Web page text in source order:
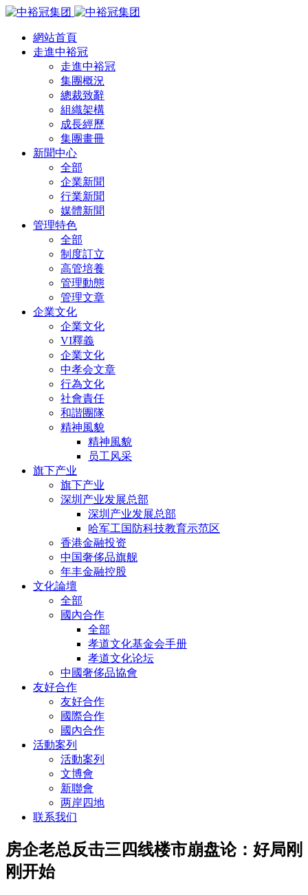
網站首頁
走進中裕冠
走進中裕冠
集團概況
總裁致辭
組織架構
成長經歷
集團畫冊
新聞中心
全部
企業新聞
行業新聞
媒體新聞
管理特色
全部
制度訂立
高管培養
管理動態
管理文章
企業文化
企業文化
VI釋義
企業文化
中孝会文章
行為文化
社會責任
和諧團隊
精神風貌
精神風貌
员工风采
旗下产业
旗下产业
深圳产业发展总部
深圳产业发展总部
哈军工国防科技教育示范区
香港金融投资
中国奢侈品旗舰
年丰金融控股
文化論壇
全部
國內合作
全部
孝道文化基金会手册
孝道文化论坛
中國奢侈品協會
友好合作
友好合作
國際合作
國內合作
活動案列
活動案列
文博會
新聯會
两岸四地
联系我们
房企老总反击三四线楼市崩盘论：好局刚
刚开始